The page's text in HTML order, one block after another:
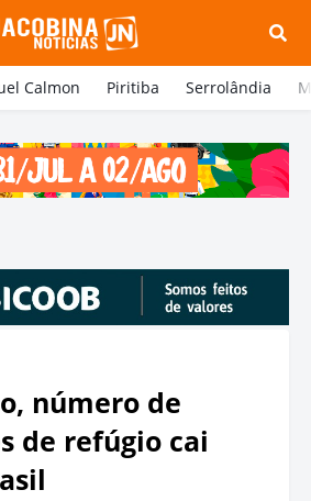
Calmon Piritiba Serrolândia
número de
de refúgio cai